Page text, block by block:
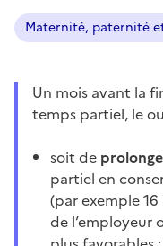
Maternité, paternité
Un mois avant la
temps partiel, le
soit de
partiel en
(par exemple
de l’employeur